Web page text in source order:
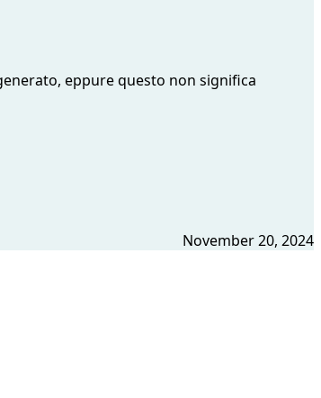
eppure questo non significa
November 20, 2024